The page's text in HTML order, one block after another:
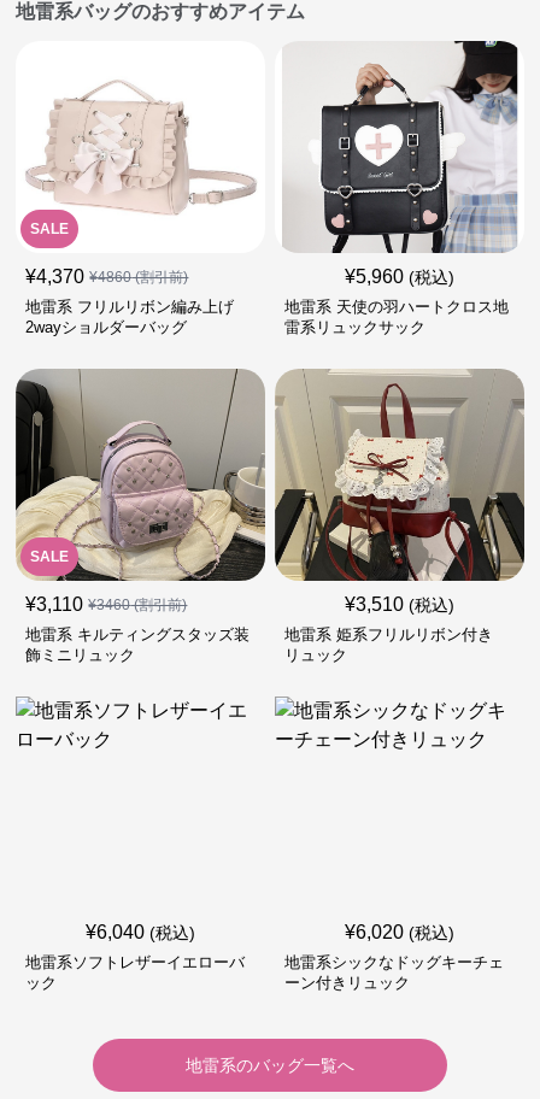
地雷系バッグのおすすめアイテム
SALE
¥4,370 ¥4860(割引前)
地雷系 フリルリボン編み上げ
2wayショルダーバッグ
¥5,960 (税込)
地雷系 天使の羽ハートクロス地
雷系リュックサック
SALE
¥3,110 ¥3460(割引前)
地雷系 キルティングスタッズ装
飾ミニリュック
¥3,510 (税込)
地雷系 姫系フリルリボン付き
リュック
¥6,040 (税込)
地雷系ソフトレザーイエローバ
ック
¥6,020 (税込)
地雷系シックなドッグキーチェ
ーン付きリュック
地雷系のバッグ一覧へ